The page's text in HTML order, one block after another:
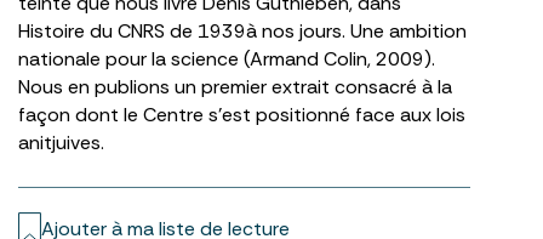
Histoire du CNRS de 1939à nos jours. Une ambition
nationale pour la science (Armand Colin, 2009).
Nous en publions un premier extrait consacré à la
façon dont le Centre s’est positionné face aux lois
anitjuives.
Ajouter à ma liste de lecture